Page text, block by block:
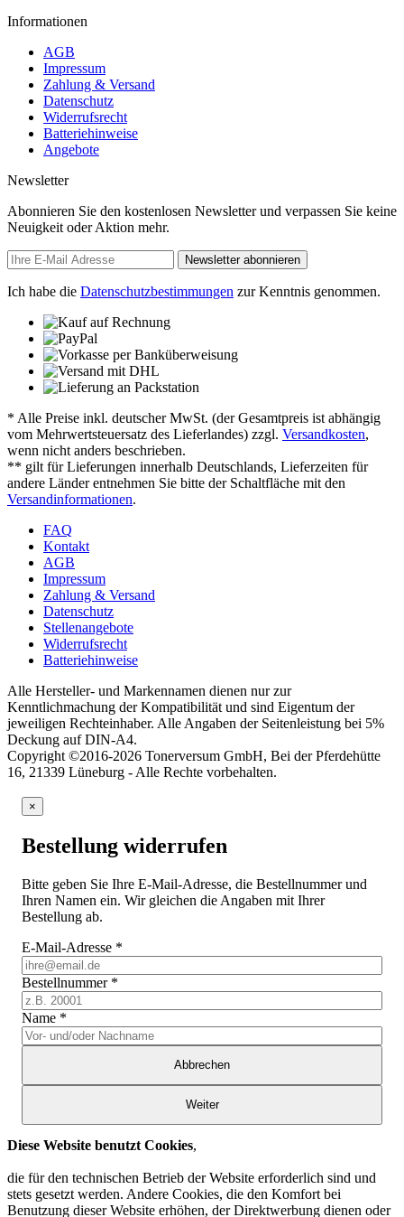
Informationen
AGB
Impressum
Zahlung & Versand
Datenschutz
Widerrufsrecht
Batteriehinweise
Angebote
Newsletter
Abonnieren Sie den kostenlosen Newsletter und verpassen Sie keine
Neuigkeit oder Aktion mehr.
Newsletter abonnieren
Ich habe die Datenschutzbestimmungen zur Kenntnis genommen.
* Alle Preise inkl. deutscher MwSt. (der Gesamtpreis ist abhängig
vom Mehrwertsteuersatz des Lieferlandes) zzgl. Versandkosten,
wenn nicht anders beschrieben.
** gilt für Lieferungen innerhalb Deutschlands, Lieferzeiten für
andere Länder entnehmen Sie bitte der Schaltfläche mit den
Versandinformationen.
FAQ
Kontakt
AGB
Impressum
Zahlung & Versand
Datenschutz
Stellenangebote
Widerrufsrecht
Batteriehinweise
Alle Hersteller- und Markennamen dienen nur zur
Kenntlichmachung der Kompatibilität und sind Eigentum der
jeweiligen Rechteinhaber. Alle Angaben der Seitenleistung bei 5%
Deckung auf DIN-A4.
Copyright ©2016-2026 Tonerversum GmbH, Bei der Pferdehütte
16, 21339 Lüneburg - Alle Rechte vorbehalten.
×
Bestellung widerrufen
Bitte geben Sie Ihre E-Mail-Adresse, die Bestellnummer und
Ihren Namen ein. Wir gleichen die Angaben mit Ihrer
Bestellung ab.
E-Mail-Adresse *
Bestellnummer *
Name *
Abbrechen
Weiter
Diese Website benutzt Cookies,
die für den technischen Betrieb der Website erforderlich sind und
stets gesetzt werden. Andere Cookies, die den Komfort bei
Benutzung dieser Website erhöhen, der Direktwerbung dienen oder